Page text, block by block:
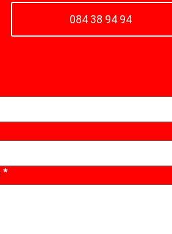
084 38 94 94
*